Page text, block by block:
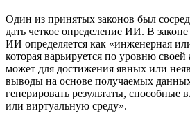
Один из принятых законов был
дать четкое определение ИИ. В законе
ИИ определяется как «инженерная
которая варьируется по уровню
может для достижения явных или
выводы на основе получаемых
генерировать результаты, способные
или виртуальную среду».